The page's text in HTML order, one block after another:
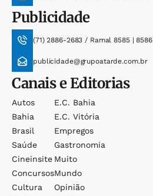
Publicidade
(71) 2886-2683 / Ramal 8585 | 8586
publicidade@grupoatarde.com.br
Canais e Editorias
Autos
Bahia
Brasil
Saúde
Cineinsite
Concursos
Cultura
E.c. Bahia
E.c. Vitória
Empregos
Gastronomia
Muito
Mundo
Opinião